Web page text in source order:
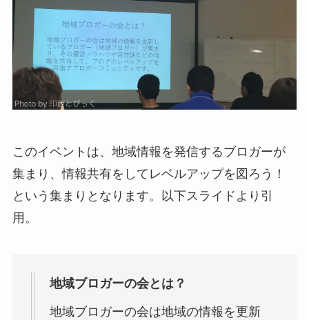
このイベントは、地域情報を発信するブロガーが
集まり、情報共有をしてレベルアップを図ろう！
という集まりとなります。以下スライドより引
用。
地域ブロガーの会とは？
地域ブロガーの会は地域の情報を更新